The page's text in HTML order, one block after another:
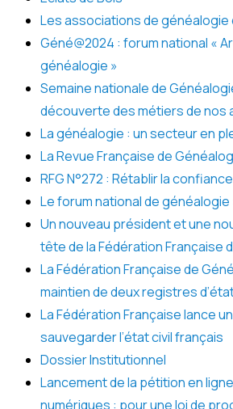
Les associations de généalogie
Géné@2024 : forum national «
généalogie »
Semaine nationale de
découverte des métiers de nos
La généalogie : un secteur en
La Revue Française de
RFG N°272 : Rétablir la
Le forum national de généalogie
Un nouveau président et une
tête de la Fédération Française
La Fédération Française de
maintien de deux registres
La Fédération Française lance
sauvegarder l’état civil français
Dossier Institutionnel
Lancement de la pétition en
numériques : pour une loi de